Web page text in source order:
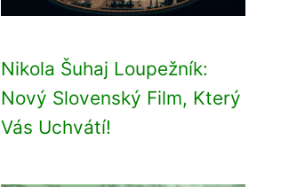
Nikola Šuhaj Loupežník:
Nový Slovenský Film, Který
Vás Uchvátí!